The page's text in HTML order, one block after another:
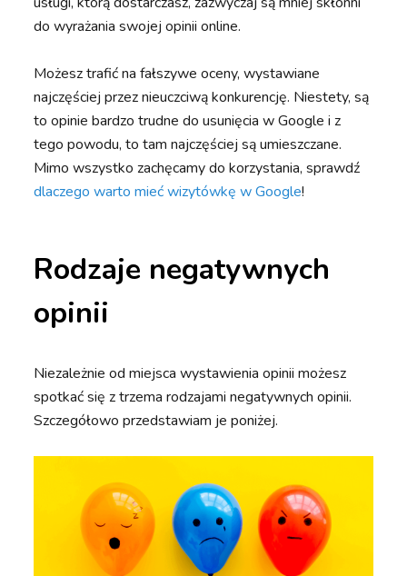
do wyrażania swojej opinii online.
Możesz trafić na fałszywe oceny, wystawiane
najczęściej przez nieuczciwą konkurencję. Niestety, są
to opinie bardzo trudne do usunięcia w Google i z
tego powodu, to tam najczęściej są umieszczane.
Mimo wszystko zachęcamy do korzystania, sprawdź
dlaczego warto mieć wizytówkę w Google!
Rodzaje negatywnych
opinii
Niezależnie od miejsca wystawienia opinii możesz
spotkać się z trzema rodzajami negatywnych opinii.
Szczegółowo przedstawiam je poniżej.